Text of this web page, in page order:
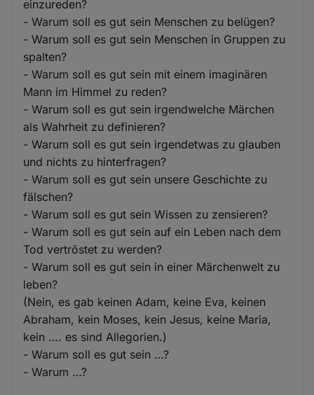
einzureden?
- Warum soll es gut sein Menschen zu belügen?
- Warum soll es gut sein Menschen in Gruppen zu
spalten?
- Warum soll es gut sein mit einem imaginären
Mann im Himmel zu reden?
- Warum soll es gut sein irgendwelche Märchen
als Wahrheit zu definieren?
- Warum soll es gut sein irgendetwas zu glauben
und nichts zu hinterfragen?
- Warum soll es gut sein unsere Geschichte zu
fälschen?
- Warum soll es gut sein Wissen zu zensieren?
- Warum soll es gut sein auf ein Leben nach dem
Tod vertröstet zu werden?
- Warum soll es gut sein in einer Märchenwelt zu
leben?
(Nein, es gab keinen Adam, keine Eva, keinen
Abraham, kein Moses, kein Jesus, keine Maria,
kein …. es sind Allegorien.)
- Warum soll es gut sein …?
- Warum …?